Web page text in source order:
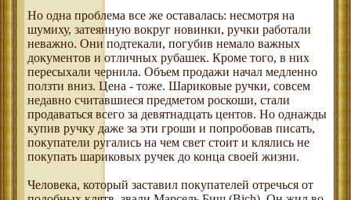
Но одна проблема все же оставалась: несмотря на
шумиху, затеянную вокруг новинки, ручки работали
неважно. Они подтекали, погубив немало важных
документов и отличных рубашек. Кроме того, в них
пересыхали чернила. Объем продажи начал медленно
ползти вниз. Цена - тоже. Шариковые ручки, совсем
недавно считавшиеся предметом роскоши, стали
продаваться всего за девятнадцать центов. Но однажды
купив ручку даже за эти гроши и попробовав писать,
покупатели ругались на чем свет стоит и клялись не
покупать шариковых ручек до конца своей жизни.
Человека, который заставил покупателей отречься от